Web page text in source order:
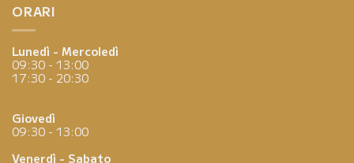
ORARI
Lunedì - Mercoledì
09:30 - 13:00
17:30 - 20:30
Giovedì
09:30 - 13:00
Venerdì - Sabato